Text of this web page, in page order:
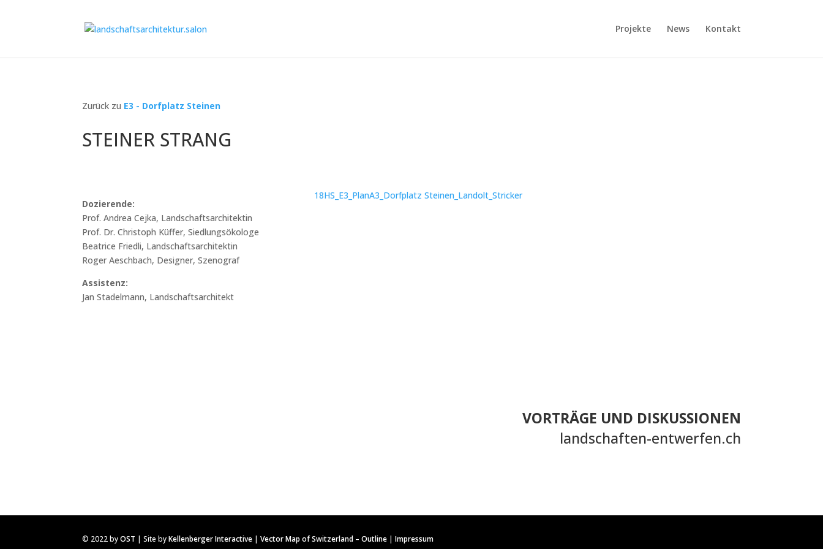
Projekte News Kontakt
Zurück zu E3 - Dorfplatz Steinen
STEINER STRANG
Dozierende:
Prof. Andrea Cejka, Landschaftsarchitektin
Prof. Dr. Christoph Küffer, Siedlungsökologe
Beatrice Friedli, Landschaftsarchitektin
Roger Aeschbach, Designer, Szenograf
Assistenz:
Jan Stadelmann, Landschaftsarchitekt
18HS_E3_PlanA3_Dorfplatz Steinen_Landolt_Stricker
VORTRÄGE UND DISKUSSIONEN
landschaften-entwerfen.ch
© 2022 byOST | Site byKellenberger Interactive |Vector Map of Switzerland – Outline |Impressum